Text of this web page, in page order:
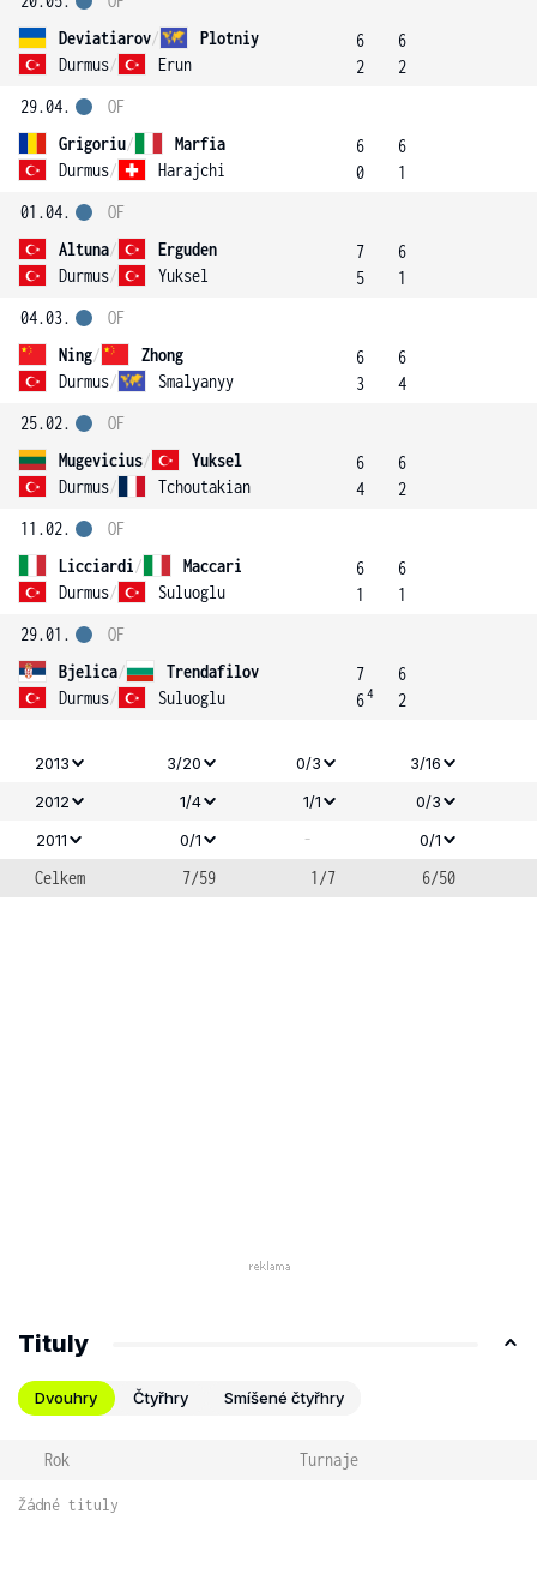
Deviatiarov/
Plotniy
Durmus/ Erun
6
2
6
2
29.04.
Grigoriu/
Marfia
Durmus/ Harajchi
OF
6
0
6
1
01.04.
Altuna/
Erguden
Durmus/ Yuksel
OF
7
5
6
1
04.03.
Ning/
Zhong
Durmus/ Smalyanyy
OF
6
3
6
4
25.02.
Mugevicius/
Yuksel
Durmus/ Tchoutakian
OF
6
4
6
2
11.02.
Licciardi/
Maccari
Durmus/ Suluoglu
OF
6
1
6
1
29.01.
Bjelica/
Trendafilov
Durmus/ Suluoglu
OF
7
64
6
2
2013 3/20 0/3
3/16
2012
1/4 1/1
0/3
2011
0/1 - 0/1
Celkem 7/59 1/7 6/50
Tituly
Dvouhry Čtyřhry Smíšené čtyřhry
Rok Turnaje
Žádné tituly